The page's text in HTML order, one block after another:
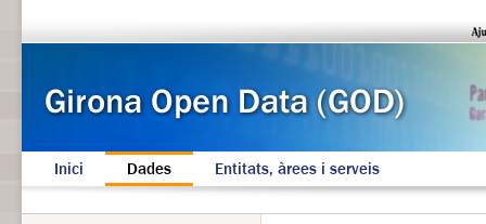
Inici Dades Entitats, àrees i serveis